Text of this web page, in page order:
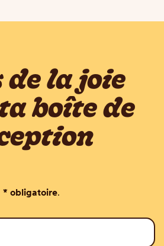
de la joie
boîte de
* obligatoire.